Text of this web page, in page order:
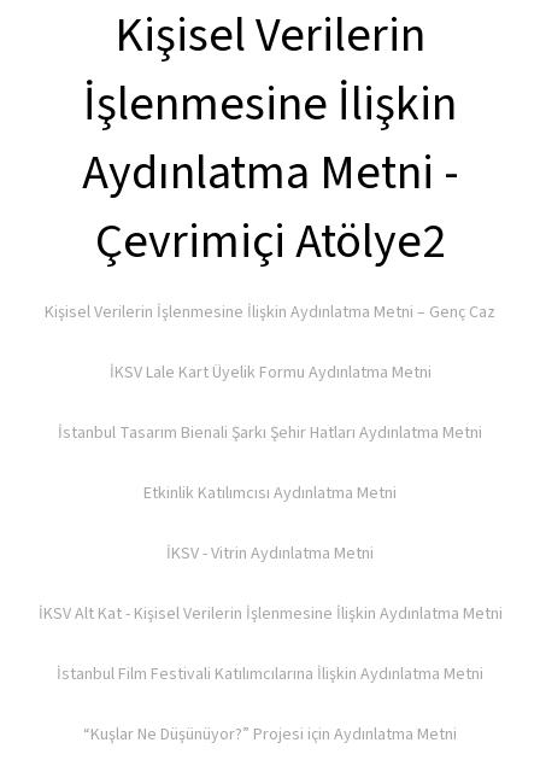
Kişisel Verilerin
İşlenmesine İlişkin
Aydınlatma Metni -
Çevrimiçi Atölye2
Kişisel Verilerin İşlenmesine İlişkin Aydınlatma Metni – Genç Caz
İKSV Lale Kart Üyelik Formu Aydınlatma Metni
İstanbul Tasarım Bienali Şarkı Şehir Hatları Aydınlatma Metni
Etkinlik Katılımcısı Aydınlatma Metni
İKSV - Vitrin Aydınlatma Metni
İKSV Alt Kat - Kişisel Verilerin İşlenmesine İlişkin Aydınlatma Metni
İstanbul Film Festivali Katılımcılarına İlişkin Aydınlatma Metni
“Kuşlar Ne Düşünüyor?” Projesi için Aydınlatma Metni